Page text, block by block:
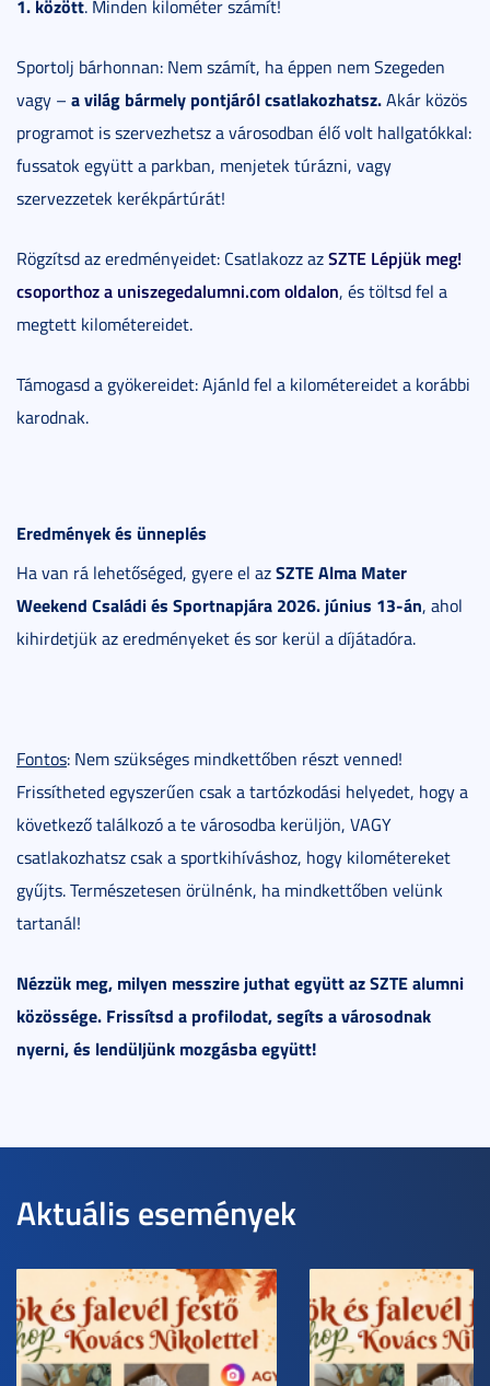
1. között. Minden kilométer számít!
Sportolj bárhonnan: Nem számít, ha éppen nem Szegeden
vagy – a világ bármely pontjáról csatlakozhatsz.Akár közös
programot is szervezhetsz a városodban élő volt hallgatókkal:
fussatok együtt a parkban, menjetek túrázni, vagy
szervezzetek kerékpártúrát!
Rögzítsd az eredményeidet: Csatlakozz azSZTE Lépjük meg!
csoporthoz a uniszegedalumni.com oldalon, és töltsd fel a
megtett kilométereidet.
Támogasd a gyökereidet: Ajánld fel a kilométereidet a korábbi
karodnak.
Eredmények és ünneplés
Ha van rá lehetőséged, gyere el azSZTE Alma Mater
Weekend Családi és Sportnapjára 2026. június 13-án, ahol
kihirdetjük az eredményeket és sor kerül a díjátadóra.
Fontos: Nem szükséges mindkettőben részt venned!
Frissítheted egyszerűen csak a tartózkodási helyedet, hogy a
következő találkozó a te városodba kerüljön, VAGY
csatlakozhatsz csak a sportkihíváshoz, hogy kilométereket
gyűjts. Természetesen örülnénk, ha mindkettőben velünk
tartanál!
Nézzük meg, milyen messzire juthat együtt az SZTE alumni
közössége. Frissítsd a profilodat, segíts a városodnak
nyerni, és lendüljünk mozgásba együtt!
Aktuális események